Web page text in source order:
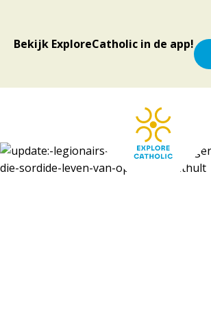
Bekijk ExploreCatholic in de app!